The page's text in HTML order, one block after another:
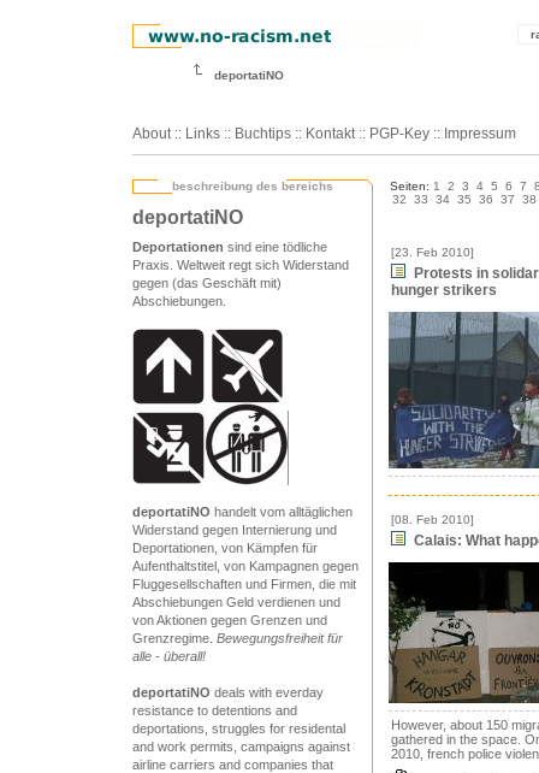
deportatiNO
About :: Links :: Buchtips :: Kontakt :: PGP-Key :: Impressum
beschreibung des bereichs
deportatiNO
Deportationen sind eine tödliche
Praxis. Weltweit regt sich Widerstand
gegen (das Geschäft mit)
Abschiebungen.
deportatiNO handelt vom alltäglichen
Widerstand gegen Internierung und
Deportationen, von Kämpfen für
Aufenthaltstitel, von Kampagnen gegen
Fluggesellschaften und Firmen, die mit
Abschiebungen Geld verdienen und
von Aktionen gegen Grenzen und
Grenzregime. Bewegungsfreiheit für
alle - überall!
deportatiNO deals with everday
resistance to detentions and
deportations, struggles for residental
and work permits, campaigns against
airline carriers and companies that
Seiten: 1 2 3 4 5 6 7
32
33 34 35 36 37 38
[23. Feb 2010]
Protests in
hunger strikers
[08. Feb 2010]
Calais: What
However, about 150
gathered in the space.
2010, french police